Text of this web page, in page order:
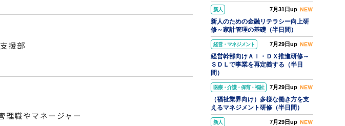
援部
理職やマネージャー
新人 7月31日up
新人のための金融リテラシー向上研
修～家計管理の基礎（半日間）
経営・マネジメント 7月29日up
経営幹部向けＡＩ・ＤＸ推進研修～
ＳＤＬで事業を再定義する（半日
間）
医療・介護・保育・福祉 7月29日up
（福祉業界向け）多様な働き方を支
えるマネジメント研修（半日間）
新人 7月29日up